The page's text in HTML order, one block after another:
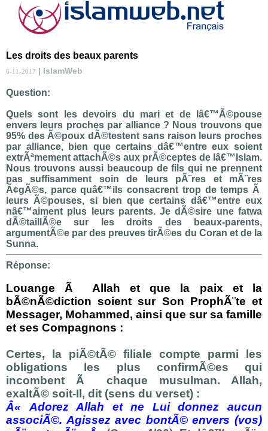
Les droits des beaux parents
6-11-2017 | IslamWeb
Question:
Quels sont les devoirs du mari et de lâ€™Ã©pouse
envers leurs proches par alliance ? Nous trouvons que
95% des Ã©poux dÃ©testent sans raison leurs proches
par alliance, bien que certains dâ€™entre eux soient
extrÃªmement attachÃ©s aux prÃ©ceptes de lâ€™Islam.
Nous trouvons aussi beaucoup de fils qui ne prennent
pas suffisamment soin de leurs pÃ¨res et mÃ¨res
Ã¢gÃ©s, parce quâ€™ils consacrent trop de temps Ã
leurs Ã©pouses, si bien que certains dâ€™entre eux
nâ€™aiment plus leurs parents. Je dÃ©sire une fatwa
dÃ©taillÃ©e sur les droits des beaux-parents,
argumentÃ©e par des preuves tirÃ©es du Coran et de la
Sunna.
Réponse:
Louange Ã Allah et que la paix et la
bÃ©nÃ©diction soient sur Son ProphÃ¨te et
Messager, Mohammed, ainsi que sur sa famille
et ses Compagnons :
Certes, la piÃ©tÃ© filiale compte parmi les
obligations les plus confirmÃ©es qui
incombent Ã chaque musulman. Allah,
exaltÃ© soit-Il, dit (sens du verset) :
Â« Adorez Allah et ne Lui donnez aucun
associÃ©. Agissez avec bontÃ© envers (vos)